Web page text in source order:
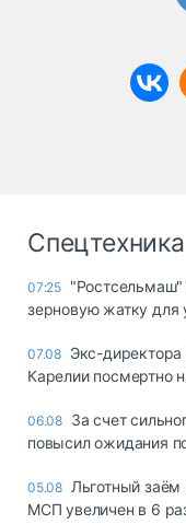
Спецтехника
07:25 "Ростсельмаш"
зерновую жатку для
07.08 Экс-директора
Карелии посмертно
06.08 За счет
повысил ожидания
05.08 Льготный заём
МСП увеличен в 6